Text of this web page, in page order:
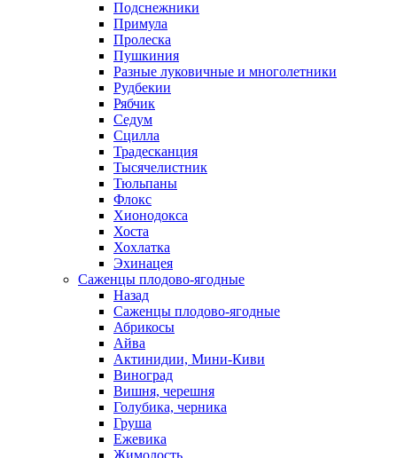
Подснежники
Примула
Пролеска
Пушкиния
Разные луковичные и многолетники
Рудбекии
Рябчик
Седум
Сцилла
Традесканция
Тысячелистник
Тюльпаны
Флокс
Хионодокса
Хоста
Хохлатка
Эхинацея
Саженцы плодово-ягодные
Назад
Саженцы плодово-ягодные
Абрикосы
Айва
Актинидии, Мини-Киви
Виноград
Вишня, черешня
Голубика, черника
Груша
Ежевика
Жимолость